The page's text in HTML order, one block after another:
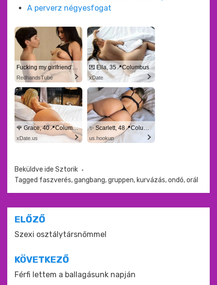
A perverz négyesfogat
Fucking my girlfriend's hot mommy by mistake
RedhandsTube
💌 Ella, 35📍Columbus
xDate
🌹 Grace, 40📍Columbus
xDate.us
✨ Scarlett, 48📍Columbus
us.hookup
Beküldve ide Sztorik
Tagged faszverés,gangbang,gruppen, kurvázás,ondó,orál
Bejegyzés
navigáció
ELŐZŐ
Szexi osztálytársnőmmel
KÖVETKEZŐ
Férfi lettem a ballagásunk napján